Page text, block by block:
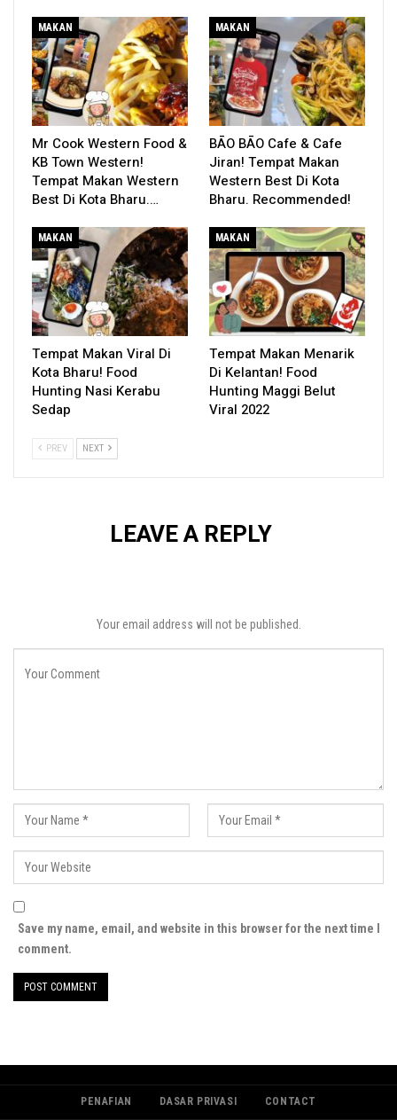
MAKAN
Mr Cook Western Food &
KB Town Western!
Tempat Makan Western
Best Di Kota Bharu.…
MAKAN
BĀO BĀO Cafe & Cafe
Jiran! Tempat Makan
Western Best Di Kota
Bharu. Recommended!
MAKAN
Tempat Makan Viral Di
Kota Bharu! Food
Hunting Nasi Kerabu
Sedap
MAKAN
Tempat Makan Menarik
Di Kelantan! Food
Hunting Maggi Belut
Viral 2022
PREV NEXT
LEAVE A REPLY
Your email address will not be published.
Save my name, email, and website in this browser for the next time I
comment.
PENAFIAN DASAR PRIVASI CONTACT